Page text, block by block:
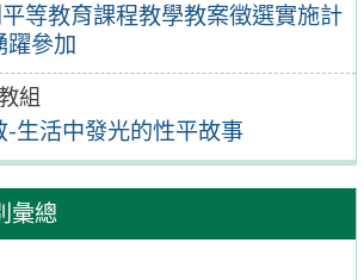
等教育課程教學教案徵選實施計
躍參加
組
-生活中發光的性平故事
彙總